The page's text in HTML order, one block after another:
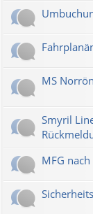
MS
Smyril
MFG